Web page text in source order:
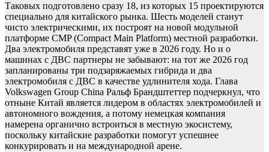
Таковых подготовлено сразу 18, из которых 15 проектируются
специально для китайского рынка. Шесть моделей станут
чисто электрическими, их построят на новой модульной
платформе CMP (Compact Main Platform) местной разработки.
Два электромобиля представят уже в 2026 году. Но и о
машинах с ДВС партнеры не забывают: на тот же 2026 год
запланированы три подзаряжаемых гибрида и два
электромобиля с ДВС в качестве удлинителя хода. Глава
Volkswagen Group China Ральф Брандштеттер подчеркнул, что
отныне Китай является лидером в областях электромобилей и
автономного вождения, а потому немецкая компания
намерена органично встроиться в местную экосистему,
поскольку китайские разработки помогут успешнее
конкурировать и на международной арене.